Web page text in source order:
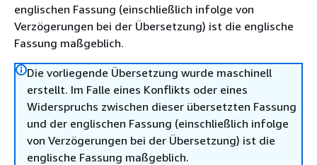
englischen Fassung (einschließlich infolge von
Verzögerungen bei der Übersetzung) ist die englische
Fassung maßgeblich.
Die vorliegende Übersetzung wurde maschinell
erstellt. Im Falle eines Konflikts oder eines
Widerspruchs zwischen dieser übersetzten Fassung
und der englischen Fassung (einschließlich infolge
von Verzögerungen bei der Übersetzung) ist die
englische Fassung maßgeblich.